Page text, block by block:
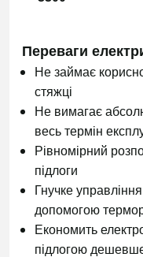
Переваги
Не займає
стяжці
Не вимагає
весь термін
Рівномірний
підлоги
Гнучке
допомогою
Економить
підлогою